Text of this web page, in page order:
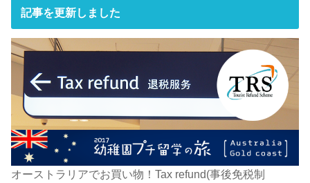
記事を更新しました
オーストラリアでお買い物！Tax refund(事後免税制